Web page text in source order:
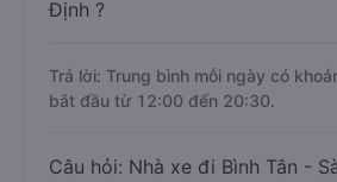
Định ?
Trả lời: Trung bình mỗi ngày có
bắt đầu từ 12:00 đến 20:30.
Câu hỏi: Nhà xe đi Bình Tân -